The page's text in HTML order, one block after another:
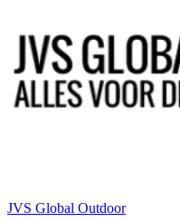
JVS Global Outdoor